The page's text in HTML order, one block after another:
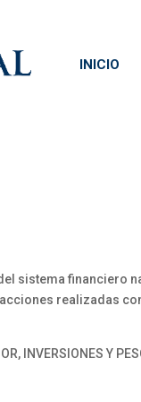
INICIO
sistema
realizadas
INVERSIONES Y